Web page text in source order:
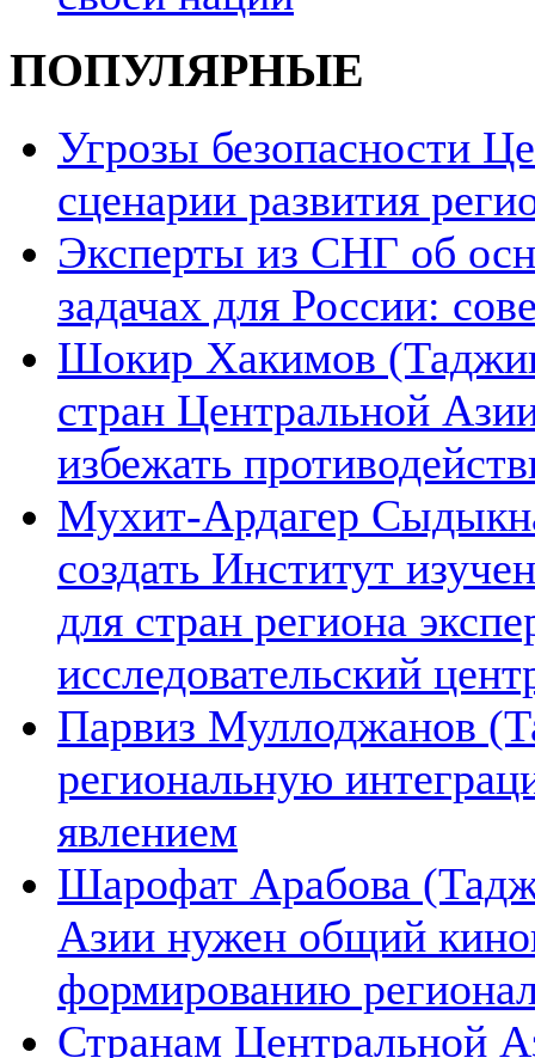
ПОПУЛЯРНЫЕ
Угрозы безопасности
сценарии развития
Эксперты из СНГ об
задачах для России:
Шокир Хакимов
стран Центральной
избежать
Мухит-Ардагер
создать Институт
для стран региона
исследовательский
Парвиз Муллоджанов
региональную
явлением
Шарофат Арабова
Азии нужен общий
формированию
Странам Центральной